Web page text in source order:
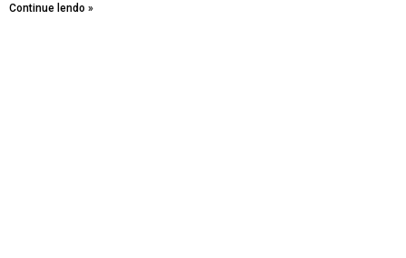
Continue lendo »